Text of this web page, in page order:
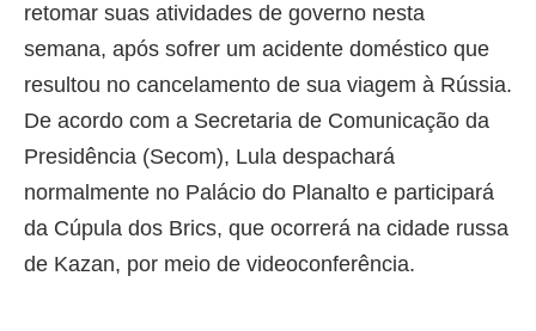
retomar suas atividades de governo nesta
semana, após sofrer um acidente doméstico que
resultou no cancelamento de sua viagem à Rússia.
De acordo com a Secretaria de Comunicação da
Presidência (Secom), Lula despachará
normalmente no Palácio do Planalto e participará
da Cúpula dos Brics, que ocorrerá na cidade russa
de Kazan, por meio de videoconferência.